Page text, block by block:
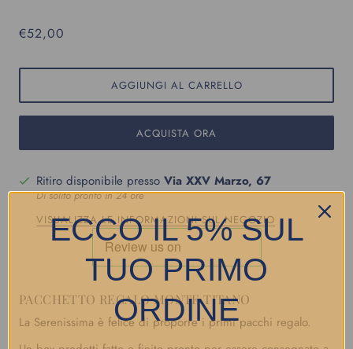
€52,00
AGGIUNGI AL CARRELLO
ACQUISTA ORA
Ritiro disponibile presso Via XXV Marzo, 67
Di solito pronto in 24 ore
VISUALIZZA LE INFORMAZIONI SUL NEGOZIO
PACCHETTO REGALO MONTE TITANO
La Serenissima è felice di proporre i primi pacchi regalo.
ECCO IL 5% SUL
TUO PRIMO
ORDINE